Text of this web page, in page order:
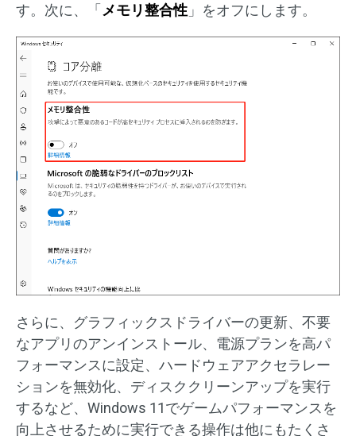
す。次に、「 メモリ整合性 」をオフにします。
さらに、グラフィックスドライバーの更新、不要
なアプリのアンインストール、電源プランを高パ
フォーマンスに設定、ハードウェアアクセラレー
ションを無効化、ディスククリーンアップを実行
するなど、Windows 11でゲームパフォーマンスを
向上させるために実行できる操作は他にもたくさ